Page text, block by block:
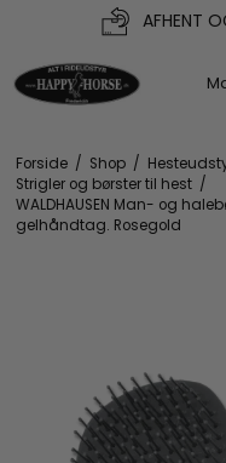
AFHENT
Forside / Shop /
Strigler og børster til hest /
WALDHAUSEN Man- og
gelhåndtag. Rosegold